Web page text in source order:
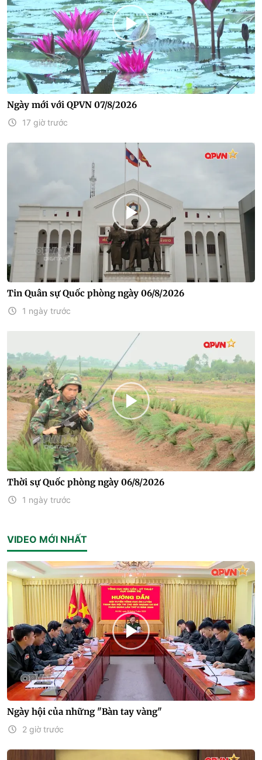
Ngày mới với QPVN 07/8/2026
17 giờ trước
Tin Quân sự Quốc phòng ngày 06/8/2026
1 ngày trước
Thời sự Quốc phòng ngày 06/8/2026
1 ngày trước
VIDEO MỚI NHẤT
Ngày hội của những "Bàn tay vàng"
2 giờ trước